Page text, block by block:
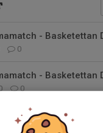
- Basketettan
0
- Basketettan
0
- Basketettan
0